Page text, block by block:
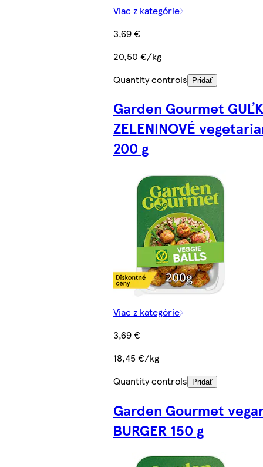
Viac z kategórie
3,69 €
20,50 €/kg
Quantity controls
Pridať
Garden Gourmet
ZELENINOVÉ
200 g
Viac z kategórie
3,69 €
18,45 €/kg
Quantity controls
Pridať
Garden Gourmet
BURGER 150 g